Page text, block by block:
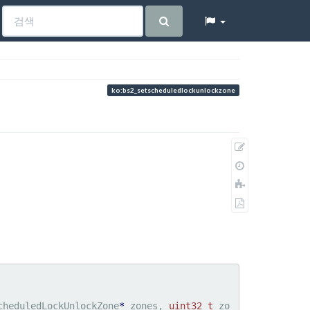
ko:bs2_setscheduledlockunlockzone
* zones, uint32_t zo